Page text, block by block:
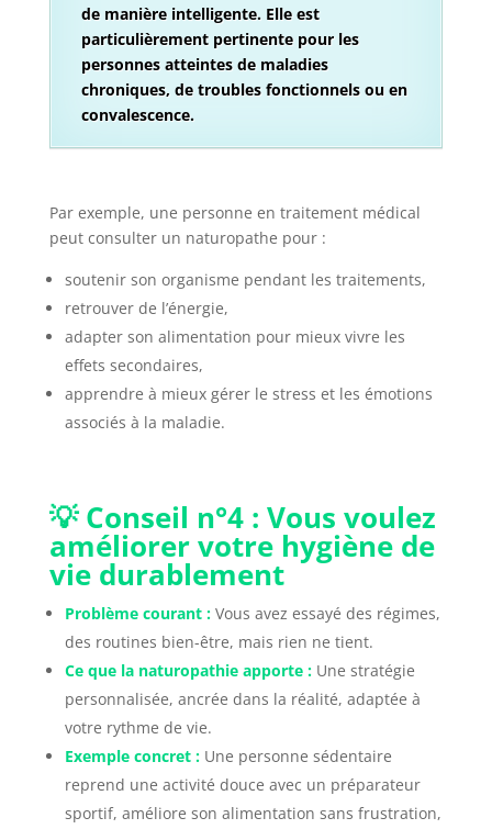
de manière intelligente. Elle est
particulièrement pertinente pour les
personnes atteintes de maladies
chroniques, de troubles fonctionnels ou en
convalescence.
Par exemple, une personne en traitement médical
peut consulter un naturopathe pour :
soutenir son organisme pendant les traitements,
retrouver de l’énergie,
adapter son alimentation pour mieux vivre les
effets secondaires,
apprendre à mieux gérer le stress et les émotions
associés à la maladie.
💡 Conseil n°4 : Vous voulez
améliorer votre hygiène de
vie durablement
Problème courant :Vous avez essayé des régimes,
des routines bien-être, mais rien ne tient.
Ce que la naturopathie apporte :Une stratégie
personnalisée, ancrée dans la réalité, adaptée à
votre rythme de vie.
Exemple concret :Une personne sédentaire
reprend une activité douce avec un préparateur
sportif, améliore son alimentation sans frustration,